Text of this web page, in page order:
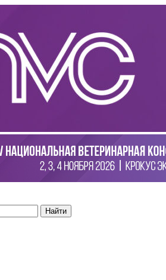
Найти